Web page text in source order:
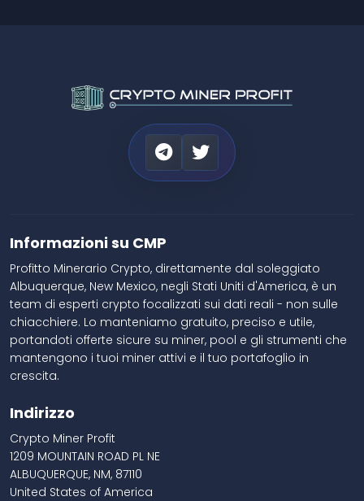
Informazioni su CMP
Profitto Minerario Crypto, direttamente dal soleggiato
Albuquerque, New Mexico, negli Stati Uniti d'America, è un
team di esperti crypto focalizzati sui dati reali - non sulle
chiacchiere. Lo manteniamo gratuito, preciso e utile,
portandoti offerte sicure su miner, pool e gli strumenti che
mantengono i tuoi miner attivi e il tuo portafoglio in
crescita.
Indirizzo
Crypto Miner Profit
1209 MOUNTAIN ROAD PL NE
ALBUQUERQUE, NM, 87110
United States of America